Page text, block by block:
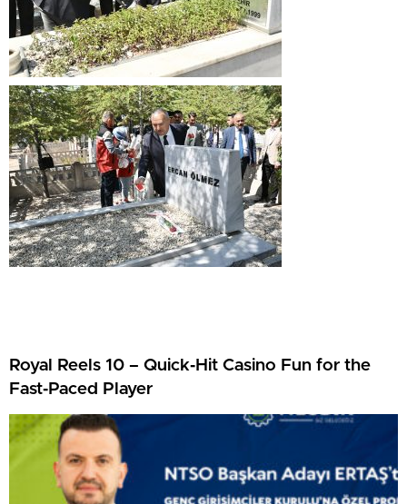
Royal Reels 10 – Quick‑Hit Casino Fun for the
Fast‑Paced Player